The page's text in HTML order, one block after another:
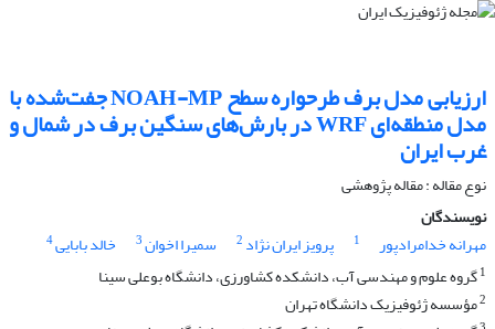
ارزیابی مدل برف طرحواره سطح NOAH-MP جفت‌شده با
مدل منطقه‌ای WRF در بارش‌های سنگین برف در شمال و
غرب ایران
نوع مقاله : مقاله پژوهشی‌
نویسندگان
مهرانه خدامرادپور
1 پرویز ایران نژاد 2 سمیرا اخوان3 خالد بابایی4
1گروه علوم و مهندسی آب، دانشکده کشاورزی، دانشگاه بوعلی سینا
2مؤسسه ژئوفیزیک دانشگاه تهران